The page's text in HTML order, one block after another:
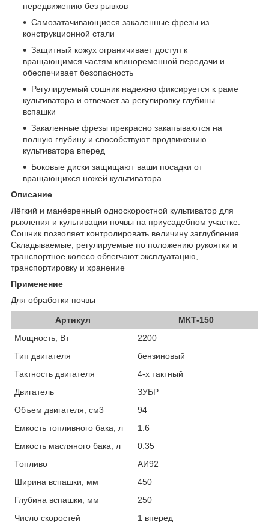
передвижению без рывков
Cамозатачивающиеся закаленные фрезы из
конструкционной стали
Защитный кожух ограничивает доступ к
вращающимся частям клиноременной передачи и
обеспечивает безопасность
Регулируемый сошник надежно фиксируется к раме
культиватора и отвечает за регулировку глубины
вспашки
Закаленные фрезы прекрасно закапываются на
полную глубину и способствуют продвижению
культиватора вперед
Боковые диски защищают ваши посадки от
вращающихся ножей культиватора
Описание
Лёгкий и манёвренный односкоростной культиватор для
рыхления и культивации почвы на приусадебном участке.
Сошник позволяет контролировать величину заглубления.
Складываемые, регулируемые по положению рукоятки и
транспортное колесо облегчают эксплуатацию,
транспортировку и хранение
Применение
Для обработки почвы
Артикул
МКТ-150
Мощность, Вт
2200
Тип двигателя
бен­зи­но­вый
Тактность двигателя
4-х такт­ный
Двигатель
ЗУБР
Объем двигателя, см3
94
Емкость топливного бака, л
1.6
Емкость масляного бака, л
0.35
Топливо
АИ92
Ширина вспашки, мм
450
Глубина вспашки, мм
250
Число скоростей
1 впе­ред